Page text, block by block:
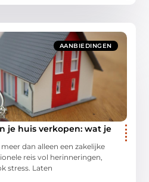
AANBIEDINGEN
je huis verkopen: wat je
dan alleen een zakelijke
reis vol herinneringen,
stress. Laten